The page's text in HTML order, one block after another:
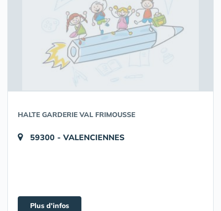
HALTE GARDERIE VAL FRIMOUSSE
59300 - VALENCIENNES
Plus d'infos